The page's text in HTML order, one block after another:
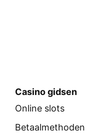
Casino gidsen
Online slots
Betaalmethoden